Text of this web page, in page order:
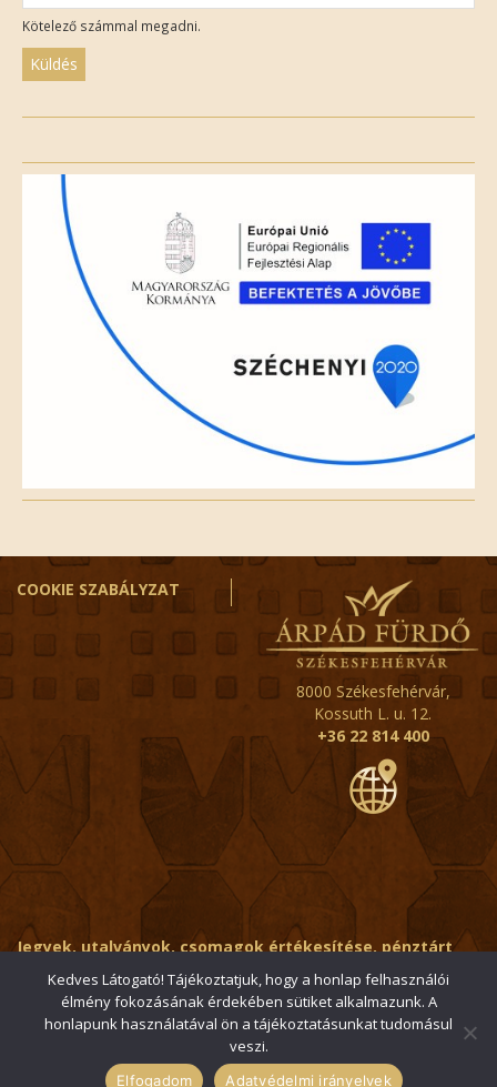
Kötelező számmal megadni.
field
empty.
COOKIE SZABÁLYZAT
8000 Székesfehérvár,
Kossuth L. u. 12.
+36 22 814 400
Jegyek, utalványok, csomagok értékesítése, pénztárt
érintő kérdések:
ertekesito@fehervar-arpadfurdo.hu
Általános érdeklődés: info@fehervar-arpadfurdo.hu
© 2006-2026 Székesfehérvári Árpád Fürdő / Minden jog
Kedves Látogató! Tájékoztatjuk, hogy a honlap felhasználói
élmény fokozásának érdekében sütiket alkalmazunk. A
honlapunk használatával ön a tájékoztatásunkat tudomásul
veszi.
Elfogadom Adatvédelmi irányelvek